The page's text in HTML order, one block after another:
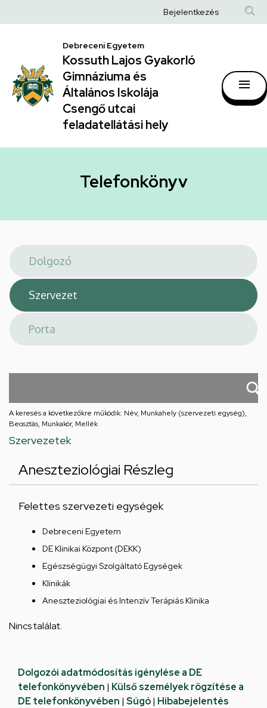
|
Kossuth
Lajos
Gyakorló
Gimnáziuma
Általános
hely
a
Anonim
fiók
Bejelentkezés
Debreceni Egyetem
Kossuth Lajos Gyakorló
Gimnáziuma és
Általános Iskolája
Csengő utcai
feladatellátási hely
Telefonkönyv
A keresés a következőkre működik: Név, Munkahely (szervezeti egység),
Beosztás, Munkakör, Mellék
Szervezetek
Aneszteziológiai Részleg
Felettes szervezeti egységek
Debreceni Egyetem
DE Klinikai Központ (DEKK)
Egészségügyi Szolgáltató Egységek
Klinikák
Aneszteziológiai és Intenzív Terápiás Klinika
Nincs találat.
Dolgozói adatmódosítás igénylése a DE
telefonkönyvében | Külső személyek rögzítése a
DE telefonkönyvében | Súgó| Hibabejelentés